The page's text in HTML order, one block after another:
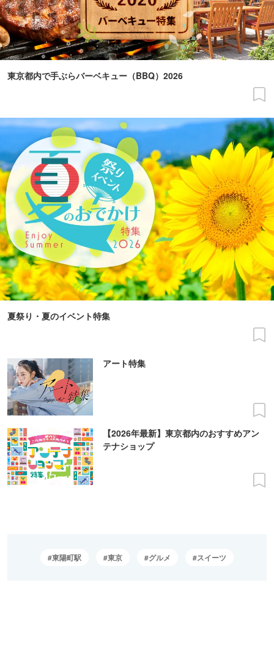
東京都内で手ぶらバーベキュー（BBQ）2026
夏祭り・夏のイベント特集
アート特集
【2026年最新】東京都内のおすすめアン
テナショップ
東陽町駅 東京 グルメ スイーツ